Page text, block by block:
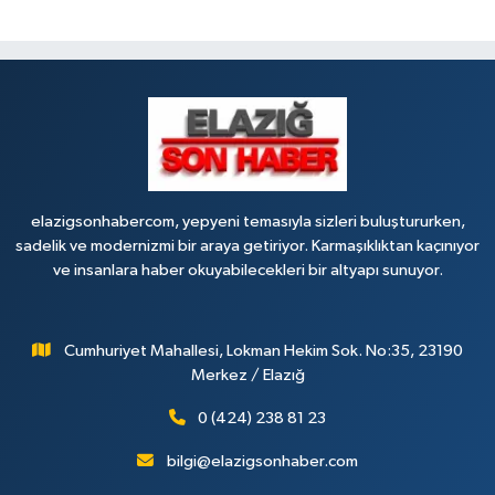
elazigsonhabercom, yepyeni temasıyla sizleri buluştururken,
sadelik ve modernizmi bir araya getiriyor. Karmaşıklıktan kaçınıyor
ve insanlara haber okuyabilecekleri bir altyapı sunuyor.
Cumhuriyet Mahallesi, Lokman Hekim Sok. No:35, 23190
Merkez / Elazığ
0 (424) 238 81 23
bilgi@elazigsonhaber.com